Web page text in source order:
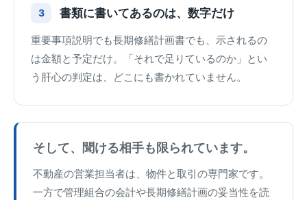
3 書類に書いてあるのは、数字だけ
重要事項説明でも長期修繕計画書でも、示されるの
は金額と予定だけ。「それで足りているのか」とい
う肝心の判定は、どこにも書かれていません。
そして、聞ける相手も限られています。
不動産の営業担当者は、物件と取引の専門家です。
一方で管理組合の会計や長期修繕計画の妥当性を読